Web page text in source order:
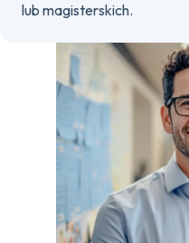
lub magisterskich.